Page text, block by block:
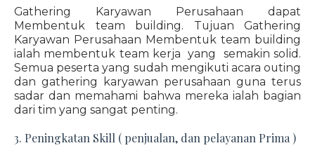
Gathering Karyawan Perusahaan dapat
Membentuk team building. Tujuan Gathering
Karyawan Perusahaan Membentuk team building
ialah membentuk team kerja yang semakin solid.
Semua peserta yang sudah mengikuti acara outing
dan gathering karyawan perusahaan guna terus
sadar dan memahami bahwa mereka ialah bagian
dari tim yang sangat penting.
3. Peningkatan Skill ( penjualan, dan pelayanan Prima )